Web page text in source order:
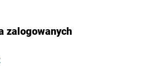
zalogowanych